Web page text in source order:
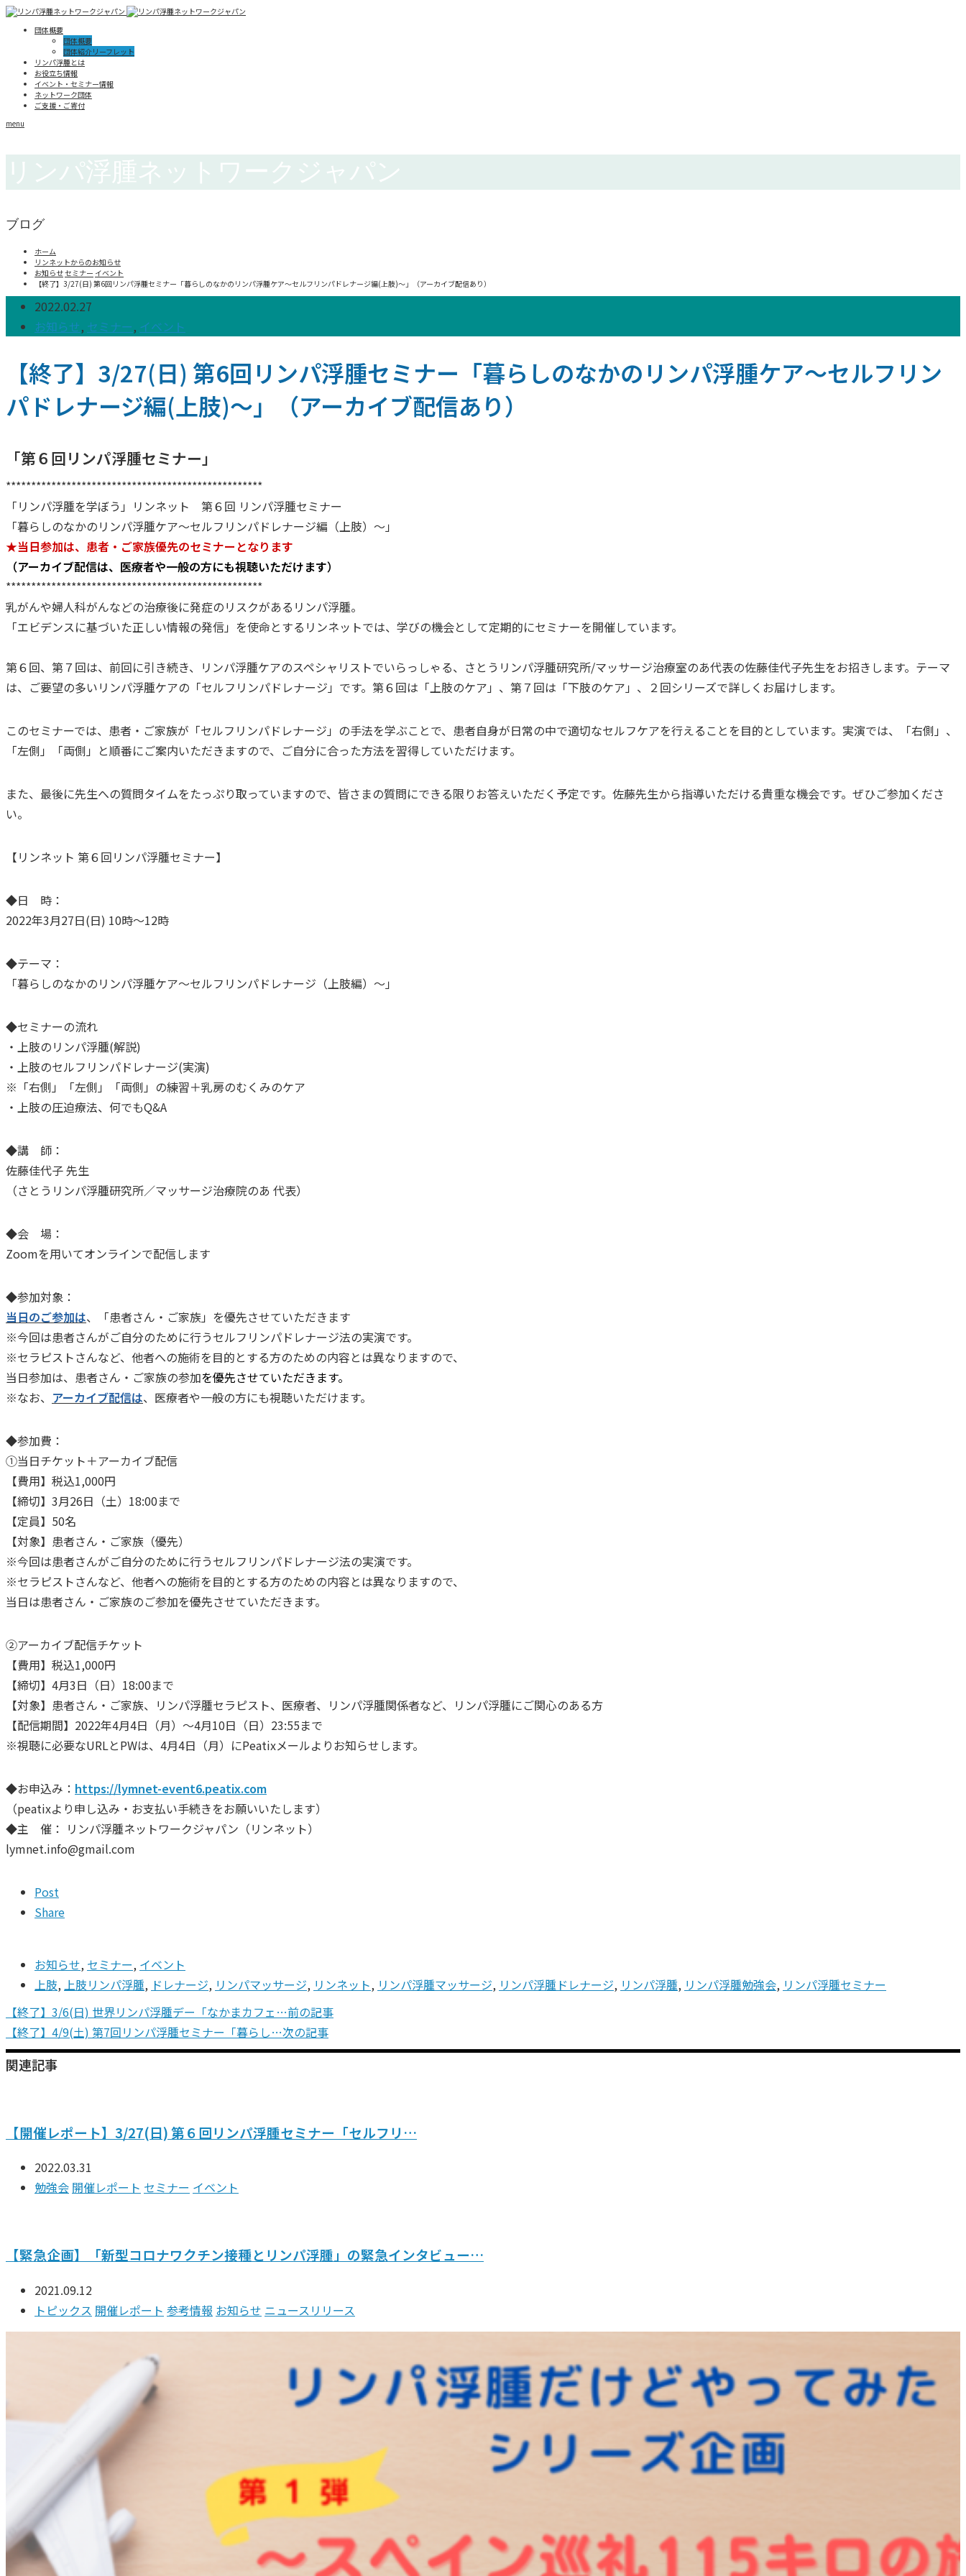
団体概要
団体概要
団体紹介リーフレット
リンパ浮腫とは
お役立ち情報
イベント・セミナー情報
ネットワーク団体
ご支援・ご寄付
menu
リンパ浮腫ネットワークジャパン
ブログ
ホーム
リンネットからのお知らせ
お知らせセミナー イベント
【終了】3/27(日) 第6回リンパ浮腫セミナー「暮らしのなかのリンパ浮腫ケア～セルフリンパドレナージ編(上肢)～」（アーカイブ配信あり）
2022.02.27
お知らせ, セミナー, イベント
【終了】3/27(日) 第6回リンパ浮腫セミナー「暮らしのなかのリンパ浮腫ケア～セルフリン
パドレナージ編(上肢)～」（アーカイブ配信あり）
「第６回リンパ浮腫セミナー」
***************************************************
「リンパ浮腫を学ぼう」リンネット 第６回 リンパ浮腫セミナー
「暮らしのなかのリンパ浮腫ケア～セルフリンパドレナージ編（上肢）～」
★当日参加は、患者・ご家族優先のセミナーとなります
（アーカイブ配信は、医療者や一般の方にも視聴いただけます）
***************************************************
乳がんや婦人科がんなどの治療後に発症のリスクがあるリンパ浮腫。
「エビデンスに基づいた正しい情報の発信」を使命とするリンネットでは、学びの機会として定期的にセミナーを開催しています。
第６回、第７回は、前回に引き続き、リンパ浮腫ケアのスペシャリストでいらっしゃる、さとうリンパ浮腫研究所/マッサージ治療室のあ代表の佐藤佳代子先生をお招きします。テーマ
は、ご要望の多いリンパ浮腫ケアの「セルフリンパドレナージ」です。第６回は「上肢のケア」、第７回は「下肢のケア」、２回シリーズで詳しくお届けします。
このセミナーでは、患者・ご家族が「セルフリンパドレナージ」の手法を学ぶことで、患者自身が日常の中で適切なセルフケアを行えることを目的としています。実演では、「右側」、
「左側」「両側」と順番にご案内いただきますので、ご自分に合った方法を習得していただけます。
また、最後に先生への質問タイムをたっぷり取っていますので、皆さまの質問にできる限りお答えいただく予定です。佐藤先生から指導いただける貴重な機会です。ぜひご参加くださ
い。
【リンネット 第６回リンパ浮腫セミナー】
◆日 時：
2022年3月27日(日) 10時～12時
◆テーマ：
「暮らしのなかのリンパ浮腫ケア～セルフリンパドレナージ（上肢編）～」
◆セミナーの流れ
・上肢のリンパ浮腫(解説)
・上肢のセルフリンパドレナージ(実演)
※「右側」「左側」「両側」の練習＋乳房のむくみのケア
・上肢の圧迫療法、何でもQ&A
◆講 師：
佐藤佳代子 先生
（さとうリンパ浮腫研究所／マッサージ治療院のあ 代表）
◆会 場：
Zoomを用いてオンラインで配信します
◆参加対象：
当日のご参加は、「患者さん・ご家族」を優先させていただきます
※今回は患者さんがご自分のために行うセルフリンパドレナージ法の実演です。
※セラピストさんなど、他者への施術を目的とする方のための内容とは異なりますので、
当日参加は、患者さん・ご家族の参加を優先させていただきます。
※なお、 アーカイブ配信は、医療者や一般の方にも視聴いただけます。
◆参加費：
①当日チケット＋アーカイブ配信
【費用】税込1,000円
【締切】3月26日（土）18:00まで
【定員】50名
【対象】患者さん・ご家族（優先）
※今回は患者さんがご自分のために行うセルフリンパドレナージ法の実演です。
※セラピストさんなど、他者への施術を目的とする方のための内容とは異なりますので、
当日は患者さん・ご家族のご参加を優先させていただきます。
②アーカイブ配信チケット
【費用】税込1,000円
【締切】4月3日（日）18:00まで
【対象】患者さん・ご家族、リンパ浮腫セラピスト、医療者、リンパ浮腫関係者など、リンパ浮腫にご関心のある方
【配信期間】2022年4月4日（月）～4月10日（日）23:55まで
※視聴に必要なURLとPWは、4月4日（月）にPeatixメールよりお知らせします。
◆お申込み： https://lymnet-event6.peatix.com
（peatixより申し込み・お支払い手続きをお願いいたします）
◆主 催： リンパ浮腫ネットワークジャパン（リンネット）
lymnet.info@gmail.com
Post
Share
お知らせ, セミナー, イベント
上肢,上肢リンパ浮腫, ドレナージ, リンパマッサージ, リンネット, リンパ浮腫マッサージ, リンパ浮腫ドレナージ, リンパ浮腫, リンパ浮腫勉強会, リンパ浮腫セミナー
【終了】3/6(日) 世界リンパ浮腫デー「なかまカフェ…前の記事
【終了】4/9(土) 第7回リンパ浮腫セミナー「暮らし…次の記事
関連記事
【開催レポート】3/27(日) 第６回リンパ浮腫セミナー「セルフリ…
2022.03.31
勉強会 開催レポート セミナー イベント
【緊急企画】「新型コロナワクチン接種とリンパ浮腫」の緊急インタビュー…
2021.09.12
トピックス 開催レポート 参考情報 お知らせ ニュースリリース